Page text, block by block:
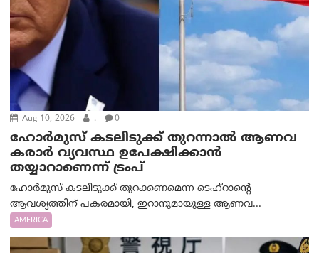
Aug 10, 2026 . 0
ഹോർമുസ് കടലിടുക്ക് തുറന്നാൽ ആണവ
കരാർ വ്യവസ്ഥ ഉപേക്ഷിക്കാൻ
തയ്യാറാണെന്ന് ട്രം‌പ്
ഹോർമുസ് കടലിടുക്ക് തുറക്കണമെന്ന ടെഹ്‌റാന്റെ
ആവശ്യത്തിന് പകരമായി, ഇറാനുമായുള്ള ആണവ...
AMERICA